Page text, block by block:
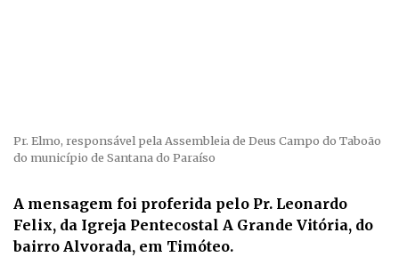
Pr. Elmo, responsável pela Assembleia de Deus Campo do Taboão
do município de Santana do Paraíso
A mensagem foi proferida pelo Pr. Leonardo
Felix, da Igreja Pentecostal A Grande Vitória, do
bairro Alvorada, em Timóteo.